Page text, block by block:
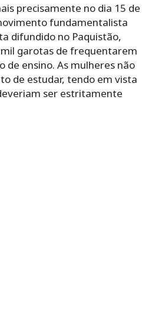
precisamente no dia 15 de
fundamentalista
difundido no Paquistão,
garotas de frequentarem
de ensino. As mulheres não
de estudar, tendo em vista
ser estritamente